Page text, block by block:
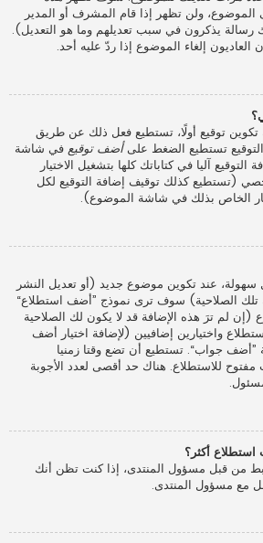
الموضوع، ولن تظهر إذا قام المشرف أو المدير
رسالة يذكرون في سبب تعديلهم وما هو التعديل).
إلغاء الموضوع إذا ردّ عليه أحد.
تكوين توقيع أولًا، تستطيع فعل ذلك عن طريق
تستطيع الضغط علىأضف توقيع في شاشة
آليا في كتاباتك كلها بتشغيل الاختيار
(تستطيع كذلك توقيف إضافة التوقيع لكل
الخاص بذلك في شاشة الموضوع).
عند تكوين موضوع جديد (أو تعديل النشر
تلك الصلاحية) سوف ترى نموذج ”أضف استطلاع“
لم ترَ هذه الإضافة قد لا يكون لك الصلاحية
واختيارين إضافيين (لإضافة اختيار أضف
جواب“. تستطيع أن تضع وقتا زمنيا
للاستطلاع. هناك حد أقصى لعدد الأجوبة
استطلاع أكثر؟
من قبل مسؤول المنتدى، إذا كنت تظن أنك
مع مسؤول المنتدى.